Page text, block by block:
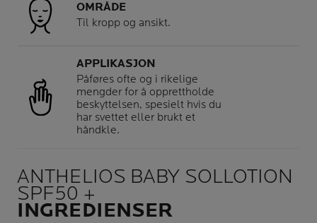
OMRÅDE
Til kropp og ansikt.
APPLIKASJON
Påføres ofte og i rikelige
mengder for å opprettholde
beskyttelsen, spesielt hvis du
har svettet eller brukt et
håndkle.
ANTHELIOS BABY SOLLOTION
SPF50 +
INGREDIENSER